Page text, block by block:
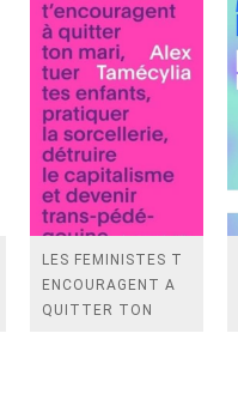
LES FEMINISTES T
ENCOURAGENT A
QUITTER TON